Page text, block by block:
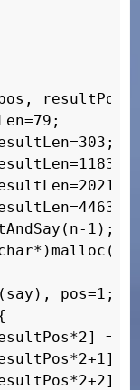
break;
break;
1);
pos=1;
=
=
=